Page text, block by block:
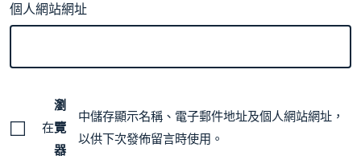
個人網站網址
在
瀏
覽
器
中儲存顯示名稱、電子郵件地址及個人網站網址，
以供下次發佈留言時使用。